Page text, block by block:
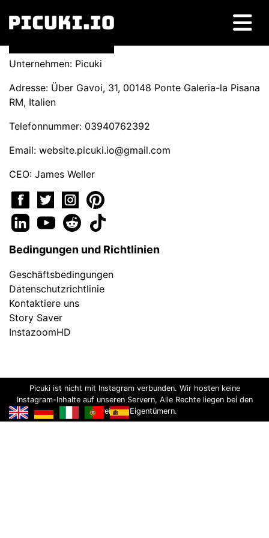
Unternehmen: Picuki
Adresse: Über Gavoi, 31, 00148 Ponte Galeria-la Pisana
RM, Italien
Telefonnummer: 03940762392
Email: website.picuki.io@gmail.com
CEO: James Weller
Bedingungen und Richtlinien
Geschäftsbedingungen
Datenschutzrichtlinie
Kontaktiere uns
Story Saver
InstazoomHD
Picuki ist nicht mit Instagram verbunden. Wir hosten keine
Instagram-Inhalte auf unseren Servern, Alle Rechte liegen bei den
jeweiligen Eigentümern.